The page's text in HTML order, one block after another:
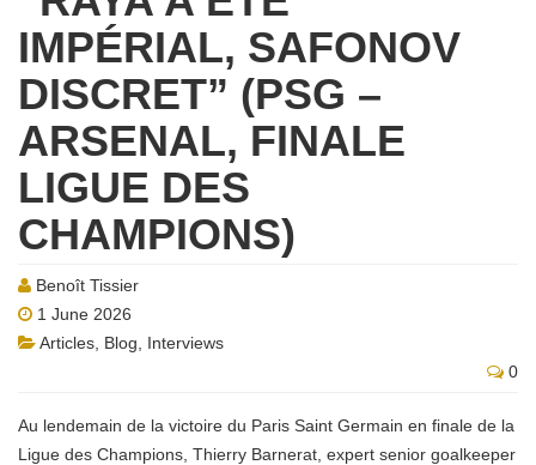
IMPÉRIAL, SAFONOV
DISCRET” (PSG –
ARSENAL, FINALE
LIGUE DES
CHAMPIONS)
Benoît Tissier
1 June 2026
Articles Blog
Interviews
0
Au lendemain de la victoire du Paris Saint Germain en finale de la
Ligue des Champions, Thierry Barnerat, expert senior goalkeeper